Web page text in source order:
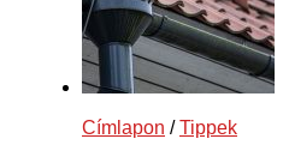
Címlapon /Tippek